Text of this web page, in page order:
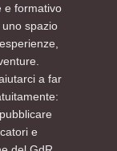
e formativo
spazio
a far
e